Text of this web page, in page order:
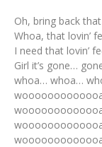
Oh, bring back
Whoa, that lovin’
I need that lovin’
Girl it’s gone…
whoa… whoa…